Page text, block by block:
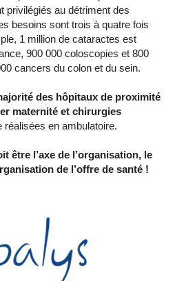
privilégiés au détriment des
besoins sont trois à quatre fois
1 million de cataractes est
900 000 coloscopies et 800
cancers du colon et du sein.
des hôpitaux de proximité
maternité et chirurgies
réalisées en ambulatoire.
être l’axe de l’organisation, le
de l’offre de santé !